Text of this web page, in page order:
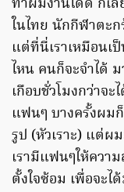
ในไทย นักกีฬาตะก
แต่ที่นี่เราเหมือนเ
ไหน คนก็จะจำได้
เกือบชั่วโมงกว่าจ
แฟนๆ บางครั้งผม
รูป (หัวเราะ) แต่ผ
เรามีแฟนๆให้ควา
ตั้งใจซ้อม เพื่อจะไ